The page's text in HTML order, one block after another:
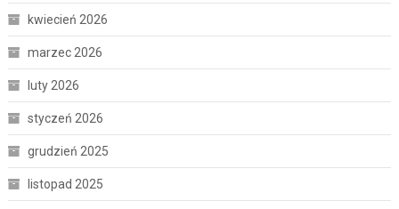
kwiecień 2026
marzec 2026
luty 2026
styczeń 2026
grudzień 2025
listopad 2025